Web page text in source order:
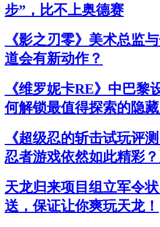
步”，比不上奥德赛
《影之刃零》美术总监
道会有新动作？
《维罗妮卡RE》中巴黎
何解锁最值得探索的隐
《超级忍的斩击试玩评
忍者游戏依然如此精彩？
天龙归来项目组立军令
送，保证让你爽玩天龙！